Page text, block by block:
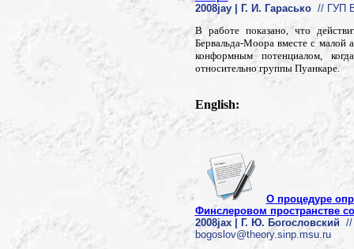
2008jay | Г. И. Гарасько// ГУП
В работе показано, что
Бервальда-Моора вместе с малой
конформным потенциалом,
относительно группы Пуанкаре.
English:
О процедуре
Финслеровом пространстве
2008jax | Г. Ю. Богословский //
bogoslov@theory.sinp.msu.ru